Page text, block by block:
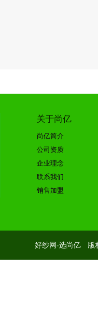
关于尚亿
尚亿简介
公司资质
企业理念
联系我们
销售加盟
好纱网-选尚亿 版